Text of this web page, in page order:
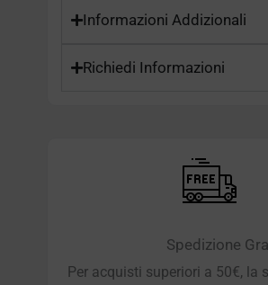
Informazioni Addizionali
Richiedi Informazioni
Spedizione
Per acquisti superiori a 50€, la